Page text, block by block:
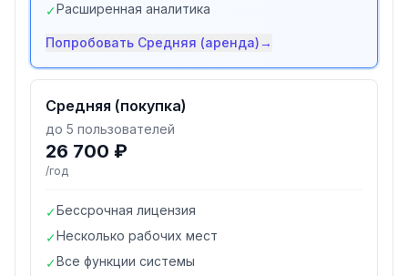
✓Расширенная аналитика
Попробовать Средняя (аренда)→
Средняя (покупка)
до 5 пользователей
26 700 ₽
/год
✓Бессрочная лицензия
✓Несколько рабочих мест
✓Все функции системы